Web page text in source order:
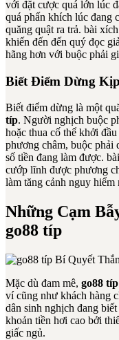
với đặt cược quá lớn lúc
quá phấn khích lúc đang
quăng quật ra trả. bài
khiến đến đến quý đọc
hãng hơn với buộc phải
Biết Điểm Dừng
Biết điểm dừng là một
típ. Người nghịch buộc
hoặc thua cố thể khởi
phương châm, buộc phải
số tiền đang làm được.
cướp lĩnh được phương
làm tăng cảnh nguy hiểm
Những Cạm
go88 típ
Mặc dù đam mê, go88 típ
ví cũng như khách hàng
dân sinh nghịch đang
khoản tiền hơi cao bởi
giấc ngủ.